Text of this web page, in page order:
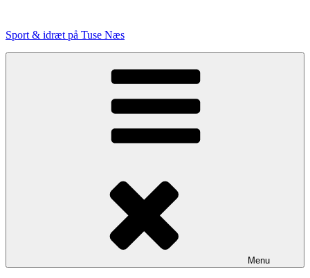
indhold
Sport & idræt på Tuse Næs
Menu